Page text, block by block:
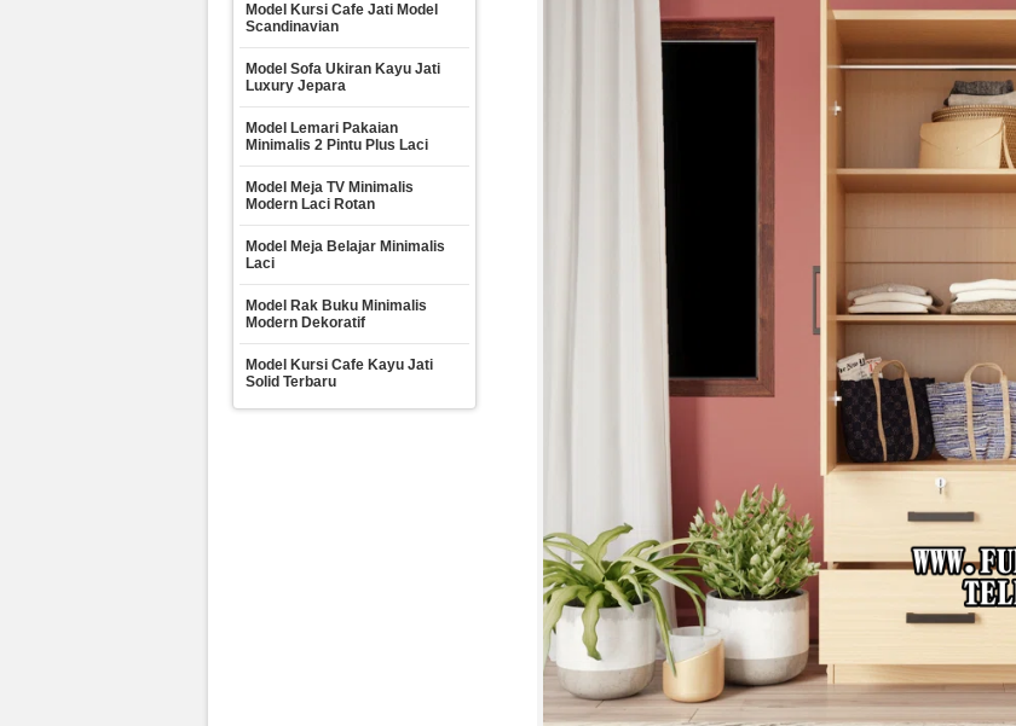
Model Kursi Cafe Jati Model
Scandinavian
Model Sofa Ukiran Kayu Jati
Luxury Jepara
Model Lemari Pakaian
Minimalis 2 Pintu Plus Laci
Model Meja TV Minimalis
Modern Laci Rotan
Model Meja Belajar Minimalis
Laci
Model Rak Buku Minimalis
Modern Dekoratif
Model Kursi Cafe Kayu Jati
Solid Terbaru